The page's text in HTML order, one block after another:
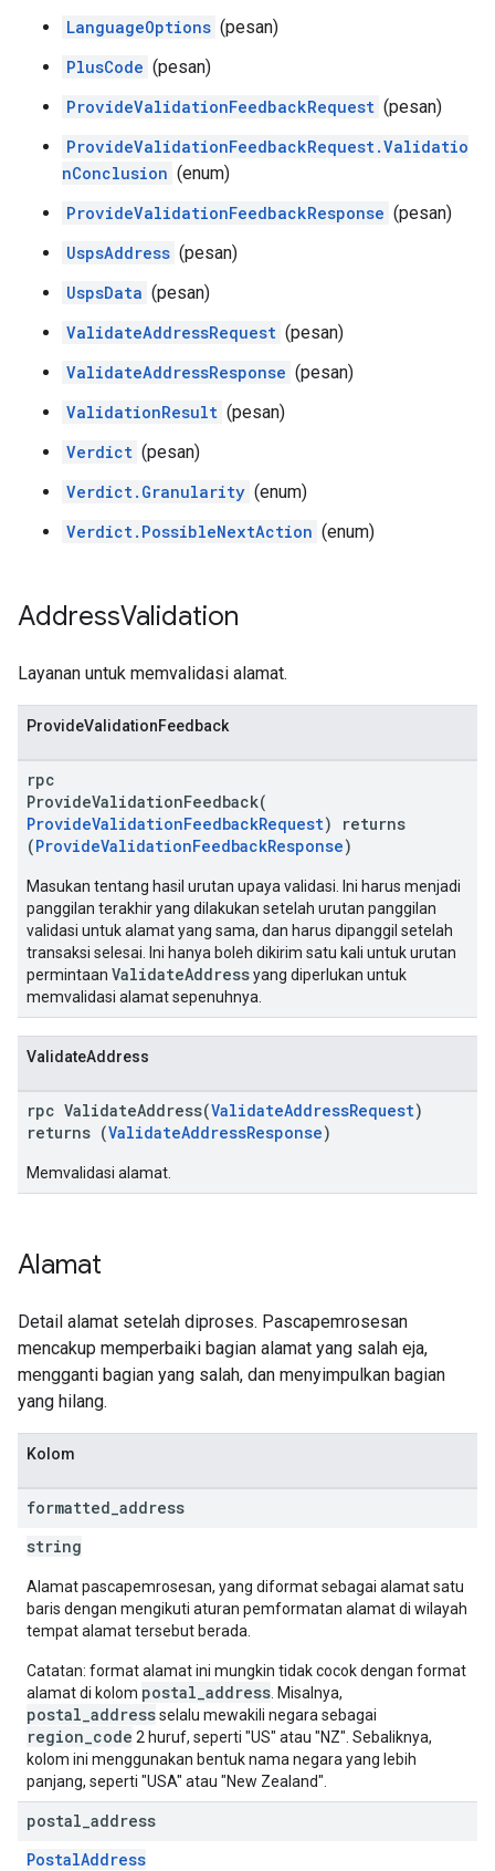
LanguageOptions (pesan)
PlusCode (pesan)
ProvideValidationFeedbackRequest (pesan)
ProvideValidationFeedbackRequest.Validatio
nConclusion (enum)
ProvideValidationFeedbackResponse (pesan)
UspsAddress (pesan)
UspsData (pesan)
ValidateAddressRequest (pesan)
ValidateAddressResponse (pesan)
ValidationResult (pesan)
Verdict (pesan)
Verdict.Granularity (enum)
Verdict.PossibleNextAction (enum)
AddressValidation
Layanan untuk memvalidasi alamat.
ProvideValidationFeedback
rpc
ProvideValidationFeedback(
ProvideValidationFeedbackRequest) returns
(ProvideValidationFeedbackResponse)
Masukan tentang hasil urutan upaya validasi. Ini harus menjadi
panggilan terakhir yang dilakukan setelah urutan panggilan
validasi untuk alamat yang sama, dan harus dipanggil setelah
transaksi selesai. Ini hanya boleh dikirim satu kali untuk urutan
permintaan ValidateAddressyang diperlukan untuk
memvalidasi alamat sepenuhnya.
ValidateAddress
rpc ValidateAddress(ValidateAddressRequest)
returns (ValidateAddressResponse)
Memvalidasi alamat.
Alamat
Detail alamat setelah diproses. Pascapemrosesan
mencakup memperbaiki bagian alamat yang salah eja,
mengganti bagian yang salah, dan menyimpulkan bagian
yang hilang.
Kolom
formatted address
string
Alamat pascapemrosesan, yang diformat sebagai alamat satu
baris dengan mengikuti aturan pemformatan alamat di wilayah
tempat alamat tersebut berada.
Catatan: format alamat ini mungkin tidak cocok dengan format
alamat di kolom postal_address . Misalnya,
postal_addressselalu mewakili negara sebagai
region_code 2 huruf, seperti "US" atau "NZ". Sebaliknya,
kolom ini menggunakan bentuk nama negara yang lebih
panjang, seperti "USA" atau "New Zealand".
postal address
PostalAddress